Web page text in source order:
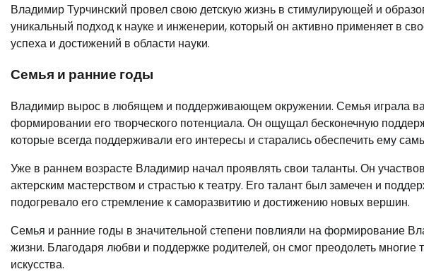
Владимир Турчинский провел свою детскую жизнь в стимулирующей и
уникальный подход к науке и инженерии, который он активно применяет в
успеха и достижений в области науки.
Семья и ранние годы
Владимир вырос в любящем и поддерживающем окружении. Семья играла
формировании его творческого потенциала. Он ощущал бесконечную
которые всегда поддерживали его интересы и старались обеспечить ему
Уже в раннем возрасте Владимир начал проявлять свои таланты. Он
актерским мастерством и страстью к театру. Его талант был замечен и
подогревало его стремление к саморазвитию и достижению новых вершин.
Семья и ранние годы в значительной степени повлияли на формирование
жизни. Благодаря любви и поддержке родителей, он смог преодолеть
искусства.